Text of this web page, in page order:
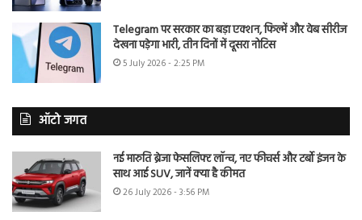
Telegram पर सरकार का बड़ा एक्शन, फिल्में और वेब सीरीज
देखना पड़ेगा भारी, तीन दिनों में दूसरा नोटिस
5 July 2026 - 2:25 PM
ऑटो जगत
नई मारुति ब्रेजा फेसलिफ्ट लॉन्च, नए फीचर्स और टर्बो इंजन के
साथ आई SUV, जानें क्या है कीमत
26 July 2026 - 3:56 PM